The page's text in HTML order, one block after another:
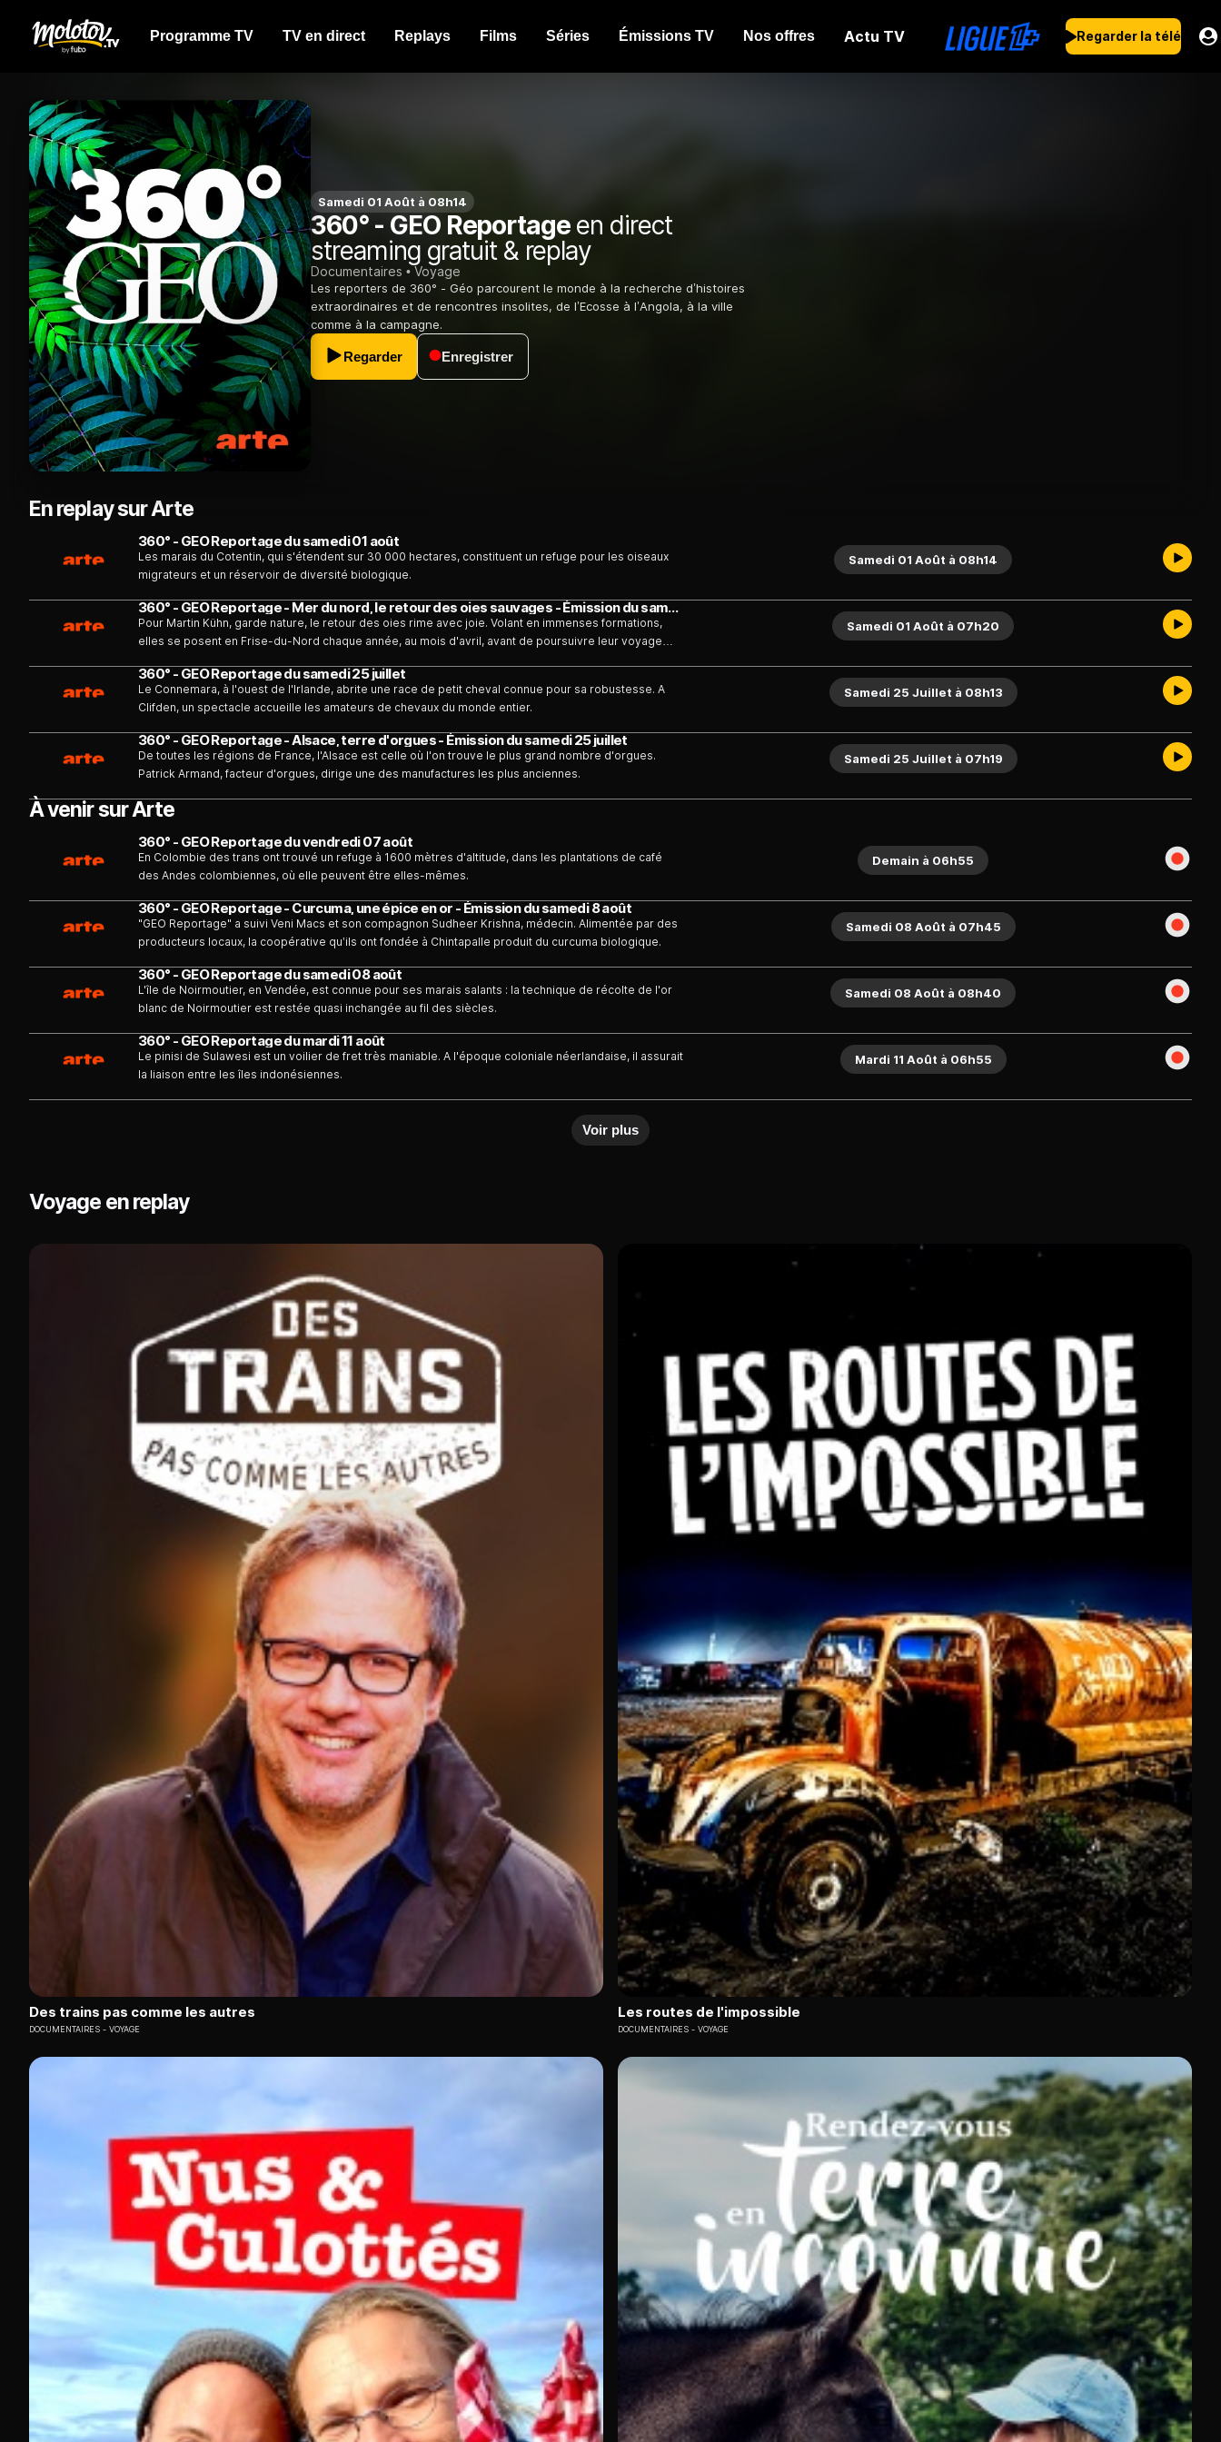
Programme TV TV en direct Replays Films Séries Émissions TV Nos offres Actu TV Regarder la télé
Samedi 01 Août à 08h14
360° - GEO Reportageen direct
streaming gratuit & replay
Documentaires Voyage
Les reporters de 360° - Géo parcourent le monde à la recherche d’histoires
extraordinaires et de rencontres insolites, de l’Ecosse à l’Angola, à la ville
comme à la campagne.
Regarder Enregistrer
En replay sur Arte
360° - GEO Reportage du samedi 01 août
Les marais du Cotentin, qui s'étendent sur 30 000 hectares, constituent un refuge pour les oiseaux
migrateurs et un réservoir de diversité biologique.
Samedi 01 Août à 08h14
360° - GEO Reportage - Mer du nord, le retour des oies sauvages - Émission du samedi 1 août
Pour Martin Kühn, garde nature, le retour des oies rime avec joie. Volant en immenses formations,
elles se posent en Frise-du-Nord chaque année, au mois d'avril, avant de poursuivre leur voyage
nouvelle pour les paysans : les oies font désormais escale dans leurs champs et en dévorent la
moindre pousse.
Samedi 01 Août à 07h20
360° - GEO Reportage du samedi 25 juillet
Le Connemara, à l'ouest de l'Irlande, abrite une race de petit cheval connue pour sa robustesse. A
Clifden, un spectacle accueille les amateurs de chevaux du monde entier.
Samedi 25 Juillet à 08h13
360° - GEO Reportage - Alsace, terre d'orgues - Émission du samedi 25 juillet
De toutes les régions de France, l'Alsace est celle où l'on trouve le plus grand nombre d'orgues.
Patrick Armand, facteur d'orgues, dirige une des manufactures les plus anciennes.
Samedi 25 Juillet à 07h19
À venir sur Arte
360° - GEO Reportage du vendredi 07 août
En Colombie des trans ont trouvé un refuge à 1600 mètres d'altitude, dans les plantations de café
des Andes colombiennes, où elle peuvent être elles-mêmes.
Demain à 06h55
360° - GEO Reportage - Curcuma, une épice en or - Émission du samedi 8 août
"GEO Reportage" a suivi Veni Macs et son compagnon Sudheer Krishna, médecin. Alimentée par des
producteurs locaux, la coopérative qu’ils ont fondée à Chintapalle produit du curcuma biologique.
Samedi 08 Août à 07h45
360° - GEO Reportage du samedi 08 août
L'île de Noirmoutier, en Vendée, est connue pour ses marais salants : la technique de récolte de l'or
blanc de Noirmoutier est restée quasi inchangée au fil des siècles.
Samedi 08 Août à 08h40
360° - GEO Reportage du mardi 11 août
Le pinisi de Sulawesi est un voilier de fret très maniable. A l'époque coloniale néerlandaise, il assurait
la liaison entre les îles indonésiennes.
Mardi 11 Août à 06h55
Voir plus
Voyage en replay
Des trains pas comme les autres
DOCUMENTAIRES VOYAGE
Les routes de l'impossible
DOCUMENTAIRES VOYAGE